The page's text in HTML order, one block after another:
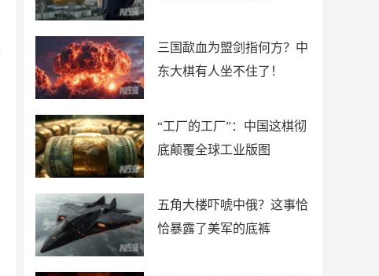
三国歃血为盟剑指何方？中
东大棋有人坐不住了！
“工厂的工厂”：中国这棋彻
底颠覆全球工业版图
五角大楼吓唬中俄？这事恰
恰暴露了美军的底裤